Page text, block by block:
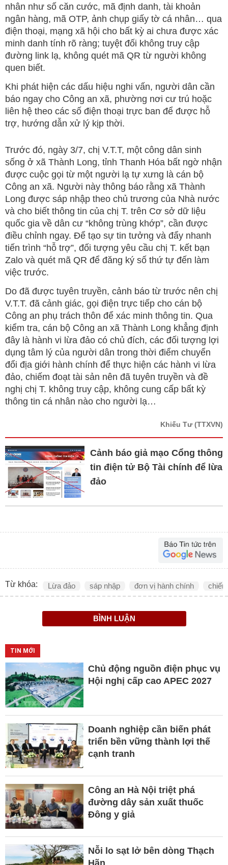
nhân như số căn cước, mã định danh, tài khoản
ngân hàng, mã OTP, ảnh chụp giấy tờ cá nhân… qua
điện thoại, mạng xã hội cho bất kỳ ai chưa được xác
minh danh tính rõ ràng; tuyệt đối không truy cập
đường link lạ, không quét mã QR từ người không
quen biết.
Khi phát hiện các dấu hiệu nghi vấn, người dân cần
báo ngay cho Công an xã, phường nơi cư trú hoặc
liên hệ theo các số điện thoại trực ban để được hỗ
trợ, hướng dẫn xử lý kịp thời.
Trước đó, ngày 3/7, chị V.T.T, một công dân sinh
sống ở xã Thành Long, tỉnh Thanh Hóa bất ngờ nhận
được cuộc gọi từ một người lạ tự xưng là cán bộ
Công an xã. Người này thông báo rằng xã Thành
Long được sáp nhập theo chủ trương của Nhà nước
và cho biết thông tin của chị T. trên Cơ sở dữ liệu
quốc gia về dân cư “không trùng khớp”, cần được
điều chỉnh ngay. Để tạo sự tin tưởng và đẩy nhanh
tiến trình “hỗ trợ”, đối tượng yêu cầu chị T. kết bạn
Zalo và quét mã QR để đăng ký số thứ tự đến làm
việc trước.
Do đã được tuyên truyền, cảnh báo từ trước nên chị
V.T.T. đã cảnh giác, gọi điện trực tiếp cho cán bộ
Công an phụ trách thôn để xác minh thông tin. Qua
kiểm tra, cán bộ Công an xã Thành Long khẳng định
đây là hành vi lừa đảo có chủ đích, các đối tượng lợi
dụng tâm lý của người dân trong thời điểm chuyển
đổi địa giới hành chính để thực hiện các hành vi lừa
đảo, chiếm đoạt tài sản nên đã tuyên truyền và đề
nghị chị T. không truy cập, không cung cấp bất kỳ
thông tin cá nhân nào cho người lạ…
Khiếu Tư (TTXVN)
Cảnh báo giả mạo Cổng thông
tin điện tử Bộ Tài chính để lừa
đảo
Từ khóa: Lừa đảo sáp nhập đơn vị hành chính
BÌNH LUẬN
TIN MỚI
Chủ động nguồn điện phục vụ
Hội nghị cấp cao APEC 2027
Doanh nghiệp cần biến phát
triển bền vững thành lợi thế
cạnh tranh
Công an Hà Nội triệt phá
đường dây sản xuất thuốc
Đông y giả
Nỗi lo sạt lở bên dòng Thạch
Hãn